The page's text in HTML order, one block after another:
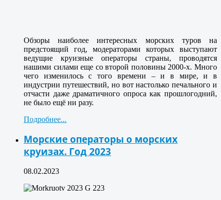
Обзоры наиболее интересных морских туров на
предстоящий год, модераторами которых выступают
ведущие круизные операторы страны, проводятся
нашими силами еще со второй половины 2000-х. Много
чего изменилось с того времени – и в мире, и в
индустрии путешествий, но вот настолько печального и
отчасти даже драматичного опроса как прошлогодний,
не было ещё ни разу.
Подробнее...
Морские операторы о морских
круизах. Год 2023
08.02.2023